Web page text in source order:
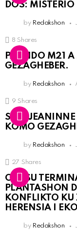
DOS:
by Redakshon
8 Shares
PARTIDO M21
GEZAGHEBER.
by Redakshon
9 Shares
SRA.
KOMO
by Redakshon
27 Shares
OLB SU
PLANTASHON
KONFLIKTO
HERENSIA I
by Redakshon